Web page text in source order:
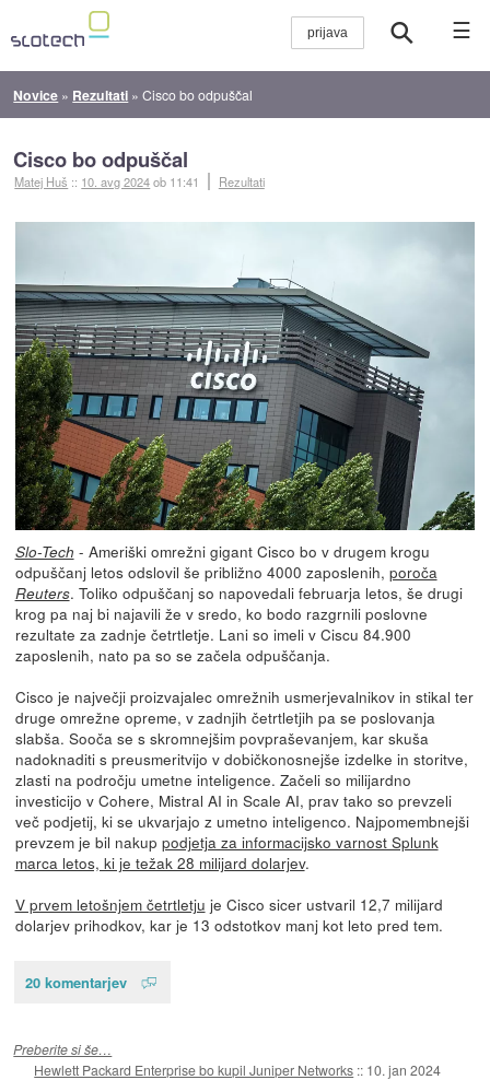
☰
Novice » Rezultati »Cisco bo odpuščal
Cisco bo odpuščal
Matej Huš :: 10. avg 2024ob 11:41 Rezultati
Slo-Tech - Ameriški omrežni gigant Cisco bo v drugem krogu
odpuščanj letos odslovil še približno 4000 zaposlenih, poroča
Reuters. Toliko odpuščanj so napovedali februarja letos, še drugi
krog pa naj bi najavili že v sredo, ko bodo razgrnili poslovne
rezultate za zadnje četrtletje. Lani so imeli v Ciscu 84.900
zaposlenih, nato pa so se začela odpuščanja.
Cisco je največji proizvajalec omrežnih usmerjevalnikov in stikal ter
druge omrežne opreme, v zadnjih četrtletjih pa se poslovanja
slabša. Sooča se s skromnejšim povpraševanjem, kar skuša
nadoknaditi s preusmeritvijo v dobičkonosnejše izdelke in storitve,
zlasti na področju umetne inteligence. Začeli so milijardno
investicijo v Cohere, Mistral AI in Scale AI, prav tako so prevzeli
več podjetij, ki se ukvarjajo z umetno inteligenco. Najpomembnejši
prevzem je bil nakup podjetja za informacijsko varnost Splunk
marca letos, ki je težak 28 milijard dolarjev.
V prvem letošnjem četrtletju je Cisco sicer ustvaril 12,7 milijard
dolarjev prihodkov, kar je 13 odstotkov manj kot leto pred tem.
20 komentarjev
Preberite si še…
Hewlett Packard Enterprise bo kupil Juniper Networks :: 10. jan 2024